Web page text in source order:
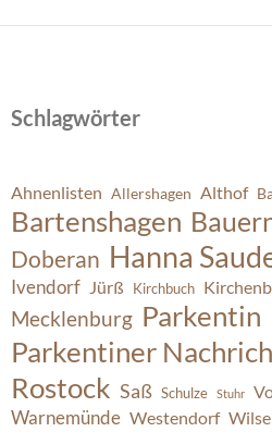
Schlagwörter
Ahnenlisten Allershagen Althof
Bartenshagen
Doberan Hanna
Ivendorf Jürß Kirchbuch
Mecklenburg Parkentin
Parkentiner
Rostock Saß Schulze Stuhr
Warnemünde Westendorf